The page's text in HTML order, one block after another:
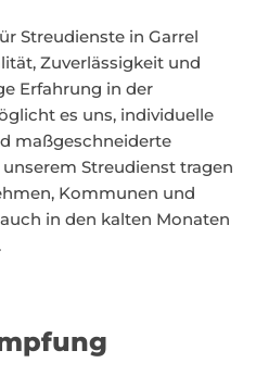
Streudienste in Garrel
Zuverlässigkeit und
Erfahrung in der
es uns, individuelle
maßgeschneiderte
Streudienst tragen
Kommunen und
in den kalten Monaten